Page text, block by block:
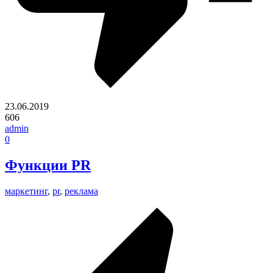
23.06.2019
606
admin
0
Функции PR
маркетинг, pr, реклама